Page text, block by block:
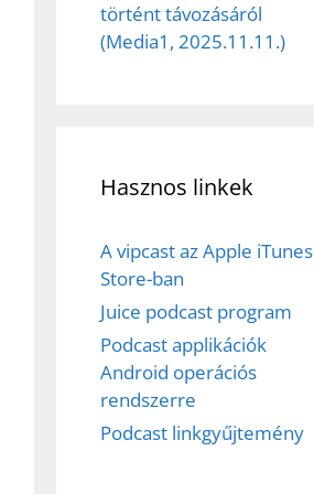
történt távozásáról
(Media1, 2025.11.11.)
Hasznos linkek
A vipcast az Apple iTunes
Store-ban
Juice podcast program
Podcast applikációk
Android operációs
rendszerre
Podcast linkgyűjtemény